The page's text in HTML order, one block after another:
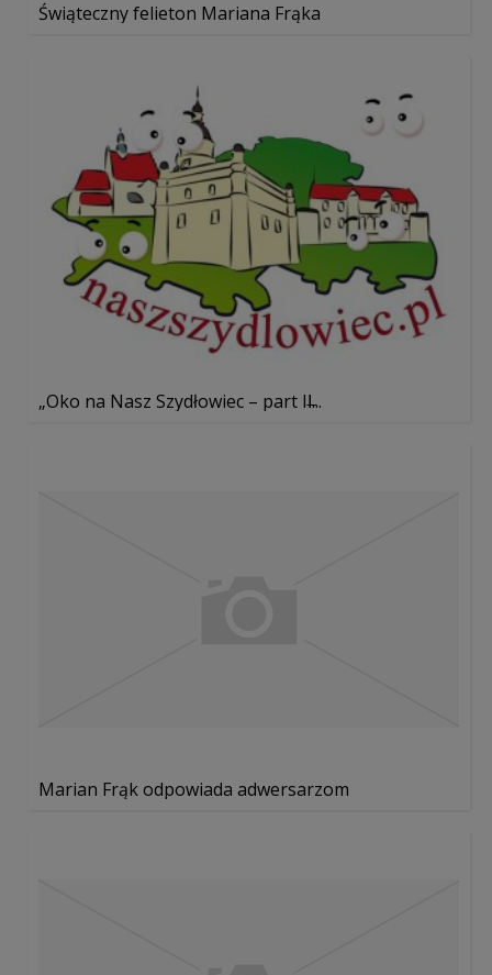
Świąteczny felieton Mariana Frąka
„Oko na Nasz Szydłowiec – part II̶...
Marian Frąk odpowiada adwersarzom